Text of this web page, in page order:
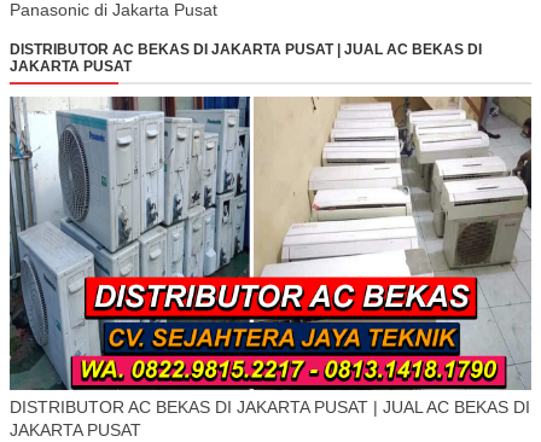
Panasonic di Jakarta Pusat
DISTRIBUTOR AC BEKAS DI JAKARTA PUSAT | JUAL AC BEKAS DI
JAKARTA PUSAT
DISTRIBUTOR AC BEKAS DI JAKARTA PUSAT | JUAL AC BEKAS DI
JAKARTA PUSAT